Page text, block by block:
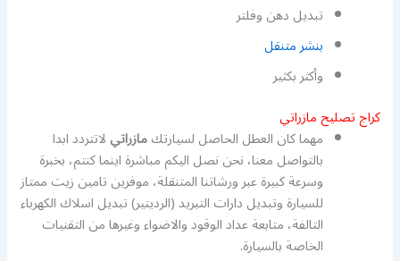
تبديل دهن وفلتر
بنشر متنقل
وأكثر بكثير
كراج تصليح مازراتي
مهما كان العطل الحاصل لسيارتكمازراتيلاتتردد ابدا
بالتواصل معنا، نحن نصل اليكم مباشرة اينما كنتم، بخبرة
وسرعة كبيرة عبر ورشاتنا المتنقلة، موفرين تامين زيت ممتاز
للسيارة وتبديل دارات التبريد (الرديتير) تبديل اسلاك الكهرباء
التالفة، متابعة عداد الوقود والاضواء وغيرها من التقنيات
الخاصة بالسيارة.